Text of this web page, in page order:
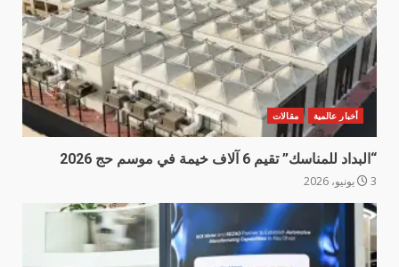
أخبار عالمية مقالات
“البداد للمناسك” تقيم 6 آلاف خيمة في موسم حج 2026
3 يونيو، 2026